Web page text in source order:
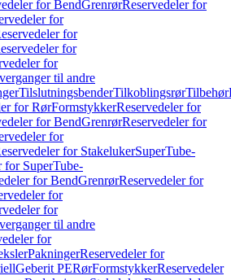
for BendGrenrørReservedeler for
for
for
for
for
til andre
TilslutningsbenderTilkoblingsrørTilbehør
for RørFormstykkerReservedeler for
for BendGrenrørReservedeler for
for
for StakelukerSuperTube-
for SuperTube-
for BendGrenrørReservedeler for
for
for
til andre
for
PakningerReservedeler for
Geberit PERørFormstykkerReservedeler